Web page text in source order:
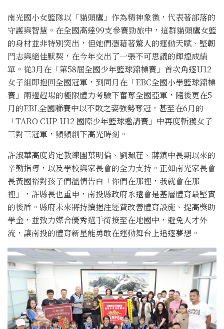
南光國小女籃隊以「貓頭鷹」作為精神象徵，代表著部落的
守護與智慧。在全國高達99支參賽勁旅中，這群貓頭鷹女籃
的身材並非特別突出，但她們憑藉著驚人的運動天賦、堅韌
鬥志與絕佳默契，在今年交出了一張不可思議的輝煌成績
單。從3月在「第58屆全國少年籃球錦標賽」首次角逐U12
女子組即抱回全國冠軍，到同月在「EBC全國小學籃球錦標
賽」兩邊趕場的極限體力考驗下奮奪全國亞軍，隨後更在5
月的EBL全國聯賽中以不敗之姿強勢奪冠，甚至在6月的
「TARO CUP U12 國際少年籃球邀請賽」中再度斬獲女子
三對三冠軍，頻頻創下高光時刻。
許淑華高度肯定教練團葉明倫、劉珮荏、蔣鎮中長期以來的
辛勤指導，以及學校與家長會的全力支持。正如南光家長會
長黃國裕對孩子們溫情告白「你們在那裡，我就會在那
裡」，許縣長也重申，南投縣政府永遠會是基層體育最堅實
的後盾。縣府未來將持續挹注經費改善體育設施、提高獎助
學金，並致力媒合優秀選手銜接至在地國中，避免人才外
流，讓南投的體育新星能勇敢在運動舞台上追逐夢想。